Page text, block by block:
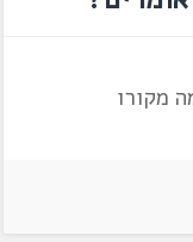
מקורו